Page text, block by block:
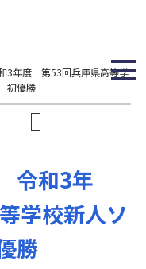
3年度 第53回兵庫県高等学
初優勝
令和3年
学校新人ソ
勝